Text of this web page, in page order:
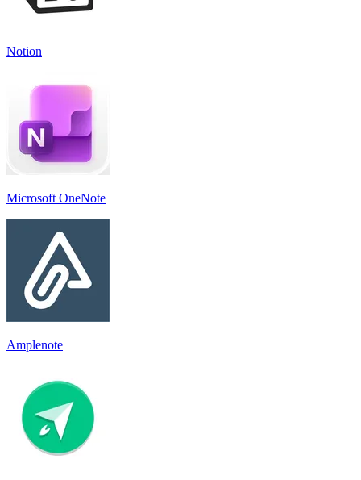
Notion
Microsoft OneNote
Amplenote